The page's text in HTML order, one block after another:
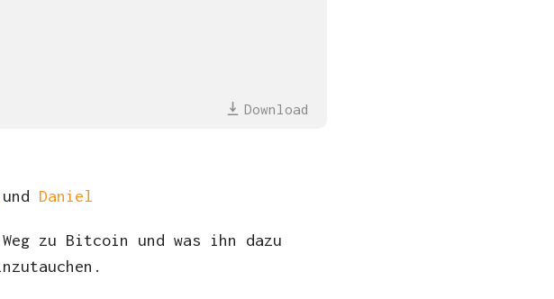
Download
und Daniel
zu Bitcoin und was ihn dazu